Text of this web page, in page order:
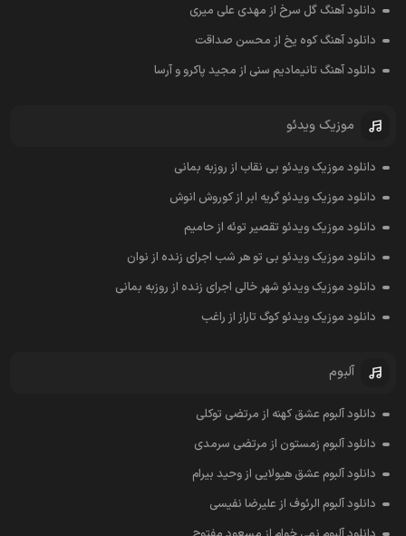
دانلود آهنگ گل سرخ از مهدی علی میری
دانلود آهنگ کوه یخ از محسن صداقت
دانلود آهنگ تانیمادیم سنی از مجید پاکرو و آرسا
موزیک ویدئو
دانلود موزیک ویدئو بی نقاب از روزبه بمانی
دانلود موزیک ویدئو گریه ابر از کوروش انوش
دانلود موزیک ویدئو تقصیر توئه از حامیم
دانلود موزیک ویدئو بی تو هر شب اجرای زنده از نوان
دانلود موزیک ویدئو شهر خالی اجرای زنده از روزبه بمانی
دانلود موزیک ویدئو کوگ تاراز از راغب
آلبوم
دانلود آلبوم عشق کهنه از مرتضی توکلی
دانلود آلبوم زمستون از مرتضی سرمدی
دانلود آلبوم عشق هیولایی از وحید بیرام
دانلود آلبوم الرئوف از علیرضا نفیسی